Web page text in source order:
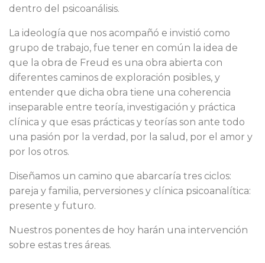
dentro del psicoanálisis.
La ideología que nos acompañó e invistió como
grupo de trabajo, fue tener en común la idea de
que la obra de Freud es una obra abierta con
diferentes caminos de exploración posibles, y
entender que dicha obra tiene una coherencia
inseparable entre teoría, investigación y práctica
clínica y que esas prácticas y teorías son ante todo
una pasión por la verdad, por la salud, por el amor y
por los otros.
Diseñamos un camino que abarcaría tres ciclos:
pareja y familia, perversiones y clínica psicoanalítica:
presente y futuro.
Nuestros ponentes de hoy harán una intervención
sobre estas tres áreas.